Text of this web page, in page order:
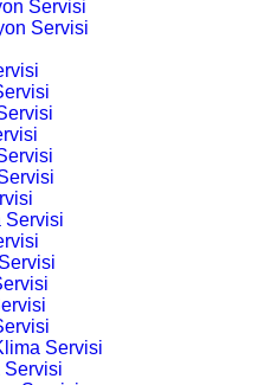
Servisi
Servisi
Servisi
Servisi
Servisi